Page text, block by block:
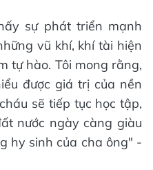
sự phát triển mạnh
vũ khí, khí tài hiện
tự hào. Tôi mong rằng,
được giá trị của nền
sẽ tiếp tục học tập,
nước ngày càng giàu
hy sinh của cha ông" -